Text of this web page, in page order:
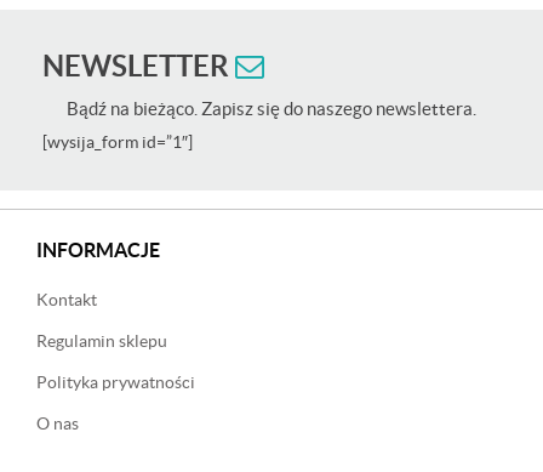
NEWSLETTER
Bądź na bieżąco. Zapisz się do naszego newslettera.
[wysija_form id=”1″]
INFORMACJE
Kontakt
Regulamin sklepu
Polityka prywatności
O nas